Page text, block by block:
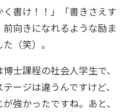
書け！！」「書きさえす
向きになれるような励ま
（笑）。
士課程の社会人学生で、
ージは違うんですけど、
強かったですね。あと、